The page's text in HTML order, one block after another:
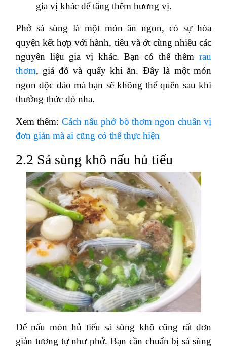
gia vị khác để tăng thêm hương vị.
Phở sá sùng là một món ăn ngon, có sự hòa
quyện kết hợp với hành, tiêu và ớt cùng nhiều các
nguyên liệu gia vị khác. Bạn có thể thêm rau
thơm, giá đỗ và quẩy khi ăn. Đây là một món
ngon độc đáo mà bạn sẽ không thể quên sau khi
thưởng thức đó nha.
Xem thêm: Cách nấu phở bò thơm ngon chuẩn vị
đơn giản mà ai cũng có thể thực hiện
2.2 Sá sùng khô nấu hủ tiếu
Để nấu món hủ tiếu sá sùng khô cũng rất đơn
giản tương tự như phở. Bạn cần chuẩn bị sá sùng